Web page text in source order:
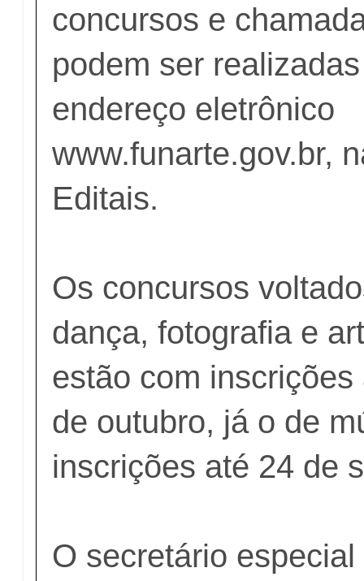
concursos e
podem ser
endereço eletrônico
www.funarte.gov.br,
Editais.
Os concursos
dança, fotografia e
estão com
de outubro, já o de
inscrições até 24 de
O secretário